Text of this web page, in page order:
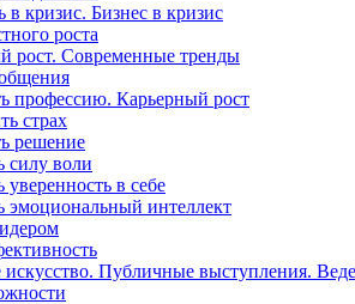
кризис. Бизнес в кризис
роста
рост. Современные тренды
профессию. Карьерный рост
страх
решение
силу воли
уверенность в себе
эмоциональный интеллект
искусство. Публичные выступления.